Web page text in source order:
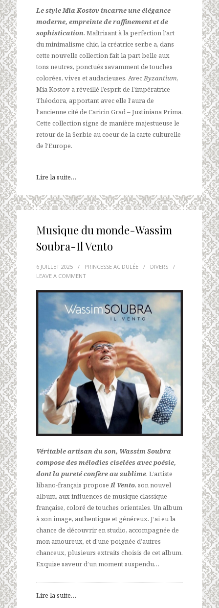
Le style Mia Kostov incarne une élégance
moderne, empreinte de raffinement et de
sophistication. Maîtrisant à la perfection l’art
du minimalisme chic, la créatrice serbe a, dans
cette nouvelle collection fait la part belle aux
tons neutres, ponctués savamment de touches
colorées, vives et audacieuses. AvecByzantium,
Mia Kostov a réveillé l’esprit de l’impératrice
Théodora, apportant avec elle l’aura de
l’ancienne cité de Caricin Grad – Justiniana Prima.
Cette collection signe de manière majestueuse le
retour de la Serbie au coeur de la carte culturelle
de l’Europe.
Lire la suite…
Musique du monde-Wassim
Soubra-Il Vento
6 JUILLET 2025 / PRINCESSE ACIDULÉE / DIVERS
/
LEAVE A COMMENT
Véritable artisan du son, Wassim Soubra
compose des mélodies ciselées avec poésie,
dont la pureté confère au sublime. L’artiste
libano-français proposeIl Vento, son nouvel
album, aux influences de musique classique
française, coloré de touches orientales. Un album
à son image, authentique et généreux. J’ai eu la
chance de découvrir en studio, accompagnée de
mon amoureux, et d’une poignée d’autres
chanceux, plusieurs extraits choisis de cet album.
Exquise saveur d’un moment suspendu…
Lire la suite…